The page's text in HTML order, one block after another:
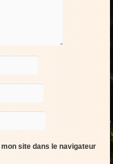
site dans le navigateur